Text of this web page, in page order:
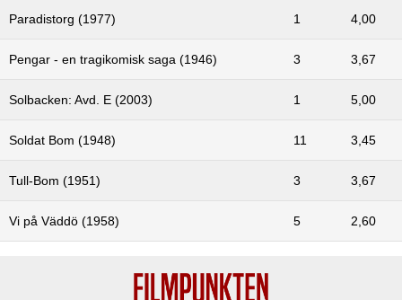
Paradistorg (1977) 1 4,00
Pengar - en tragikomisk saga (1946) 3 3,67
Solbacken: Avd. E (2003) 1 5,00
Soldat Bom (1948) 11 3,45
Tull-Bom (1951) 3 3,67
Vi på Väddö (1958) 5 2,60